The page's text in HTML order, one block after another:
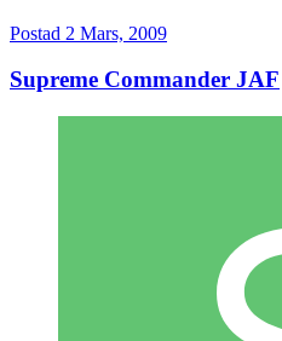
Postad 2 Mars, 2009
Supreme Commander JAF